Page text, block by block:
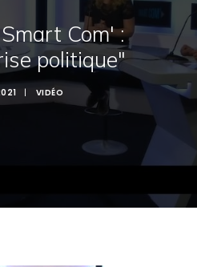
Com' :
politique"
| VIDÉO